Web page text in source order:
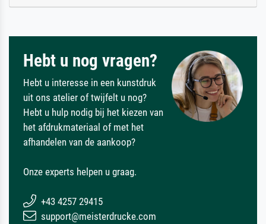
Hebt u nog vragen?
Hebt u interesse in een kunstdruk
uit ons atelier of twijfelt u nog?
Hebt u hulp nodig bij het kiezen van
het afdrukmateriaal of met het
afhandelen van de aankoop?
Onze experts helpen u graag.
+43 4257 29415
support@meisterdrucke.com